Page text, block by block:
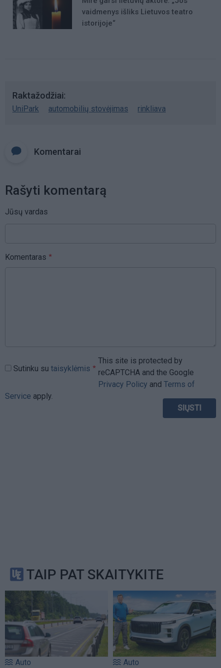
vaidmenys išliks Lietuvos teatro
istorijoje“
Raktažodžiai
UniPark automobilių stovėjimas rinkliava
Komentarai
Rašyti komentarą
Jūsų vardas
Komentaras
Sutinku su taisyklėmis
This site is protected by
reCAPTCHA and the Google
Privacy Policy and Terms of
Service apply.
TAIP PAT SKAITYKITE
Auto Auto